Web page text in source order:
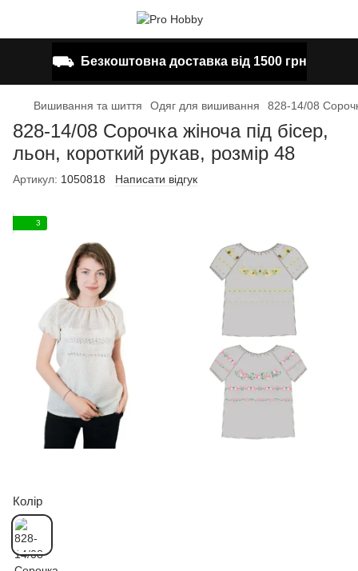
⛟ Безкоштовна доставка від 1500 грн
Вишивання та шиття Одяг для вишивання 828-14/08
828-14/08 Сорочка жіноча під бісер,
льон, короткий рукав, розмір 48
Артикул: 1050818 Написати відгук
3
Колір